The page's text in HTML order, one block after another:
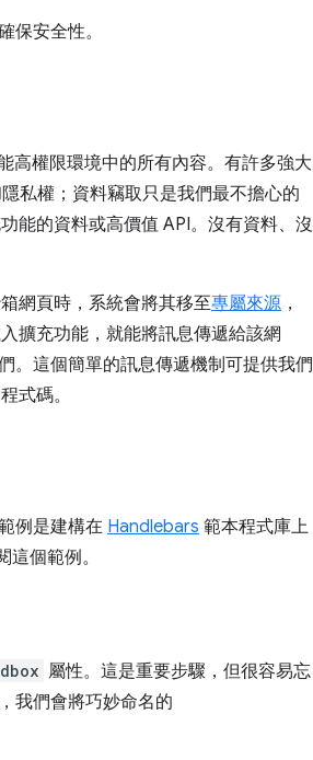
保安全性。
高權限環境中的所有內容。有許多強大
私權；資料竊取只是我們最不擔心的
能的資料或高價值 API。沒有資料、沒
網頁時，系統會將其移至專屬來源 ，
擴充功能，就能將訊息傳遞給該網
。這個簡單的訊息傳遞機制可提供我們
式碼。
例是建構在 Handlebars 範本程式庫上
個範例。
屬性。這是重要步驟，但很容易忘
我們會將巧妙命名的